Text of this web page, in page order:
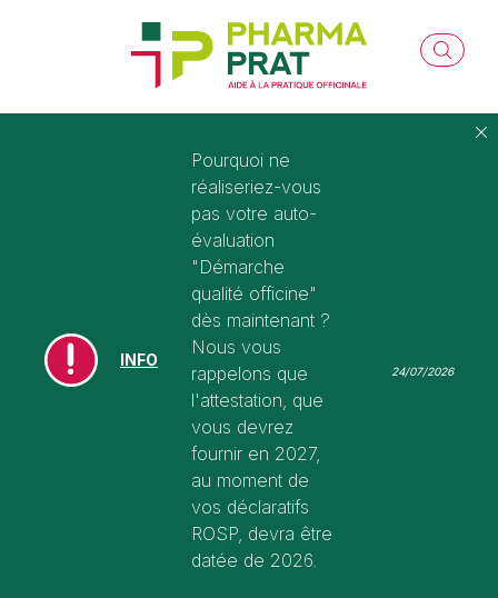
INFO
Pourquoi ne
réaliseriez-vous
pas votre auto-
évaluation
"Démarche
qualité officine"
dès maintenant ?
Nous vous
rappelons que
l'attestation, que
vous devrez
fournir en 2027,
au moment de
vos déclaratifs
ROSP, devra être
datée de 2026.
24/07/2026